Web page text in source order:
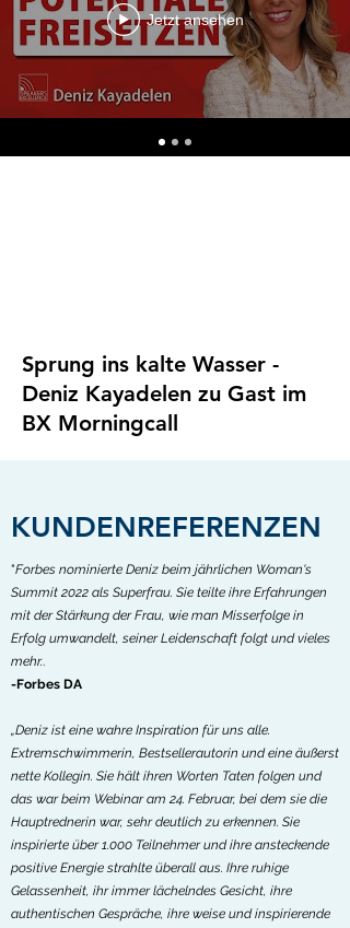
Jetzt ansehen
Sprung ins kalte Wasser -
Deniz Kayadelen zu Gast im
BX Morningcall
KUNDENREFERENZEN
"Forbes nominierte Deniz beim jährlichen Woman's
Summit 2022 als Superfrau. Sie teilte ihre Erfahrungen
mit der Stärkung der Frau, wie man Misserfolge in
Erfolg umwandelt, seiner Leidenschaft folgt und vieles
mehr..
-Forbes DA
„Deniz ist eine wahre Inspiration für uns alle.
Extremschwimmerin, Bestsellerautorin und eine äußerst
nette Kollegin. Sie hält ihren Worten Taten folgen und
das war beim Webinar am 24. Februar, bei dem sie die
Hauptrednerin war, sehr deutlich zu erkennen. Sie
inspirierte über 1.000 Teilnehmer und ihre ansteckende
positive Energie strahlte überall aus. Ihre ruhige
Gelassenheit, ihr immer lächelndes Gesicht, ihre
authentischen Gespräche, ihre weise und inspirierende